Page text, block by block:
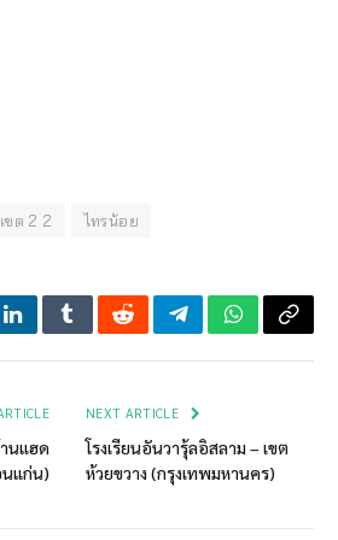
ขต 2 2 ไทรน้อย
LinkedInTumblrRedditTelegramWhatsApp
Copy
านแฮด
แก่น)
NEXT ARTICLE
โรงเรียนอันวารุ้ลอิสลาม – เขต
ห้วยขวาง (กรุงเทพมหานคร)